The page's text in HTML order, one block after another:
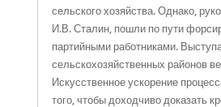
сельского хозяйства. Однако,
И.В. Сталин, пошли по пути
партийными работниками.
сельскохозяйственных районов
Искусственное ускорение
того, чтобы доходчиво доказать